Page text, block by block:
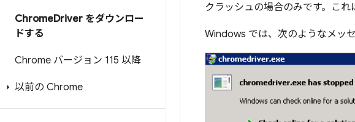
ChromeDriver をダウンロー
ドする
Chrome バージョン 115 以降
以前の Chrome
クラッシュの場合のみです。これ
Windows では、次のようなメッ